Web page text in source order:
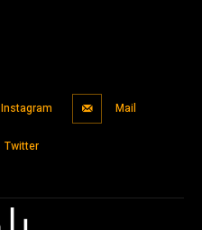
Instagram Mail
Twitter